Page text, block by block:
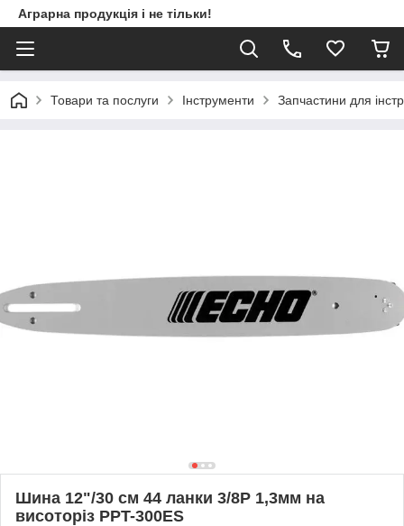
Аграрна продукція і не тільки!
Товари та послуги Інструменти Запчастини для
Шина 12"/30 см 44 ланки 3/8Р 1,3мм на
висоторіз PPT-300ES